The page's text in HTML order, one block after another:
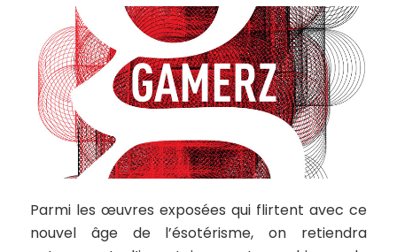
Parmi les œuvres exposées qui flirtent avec ce
nouvel âge de l’ésotérisme, on retiendra